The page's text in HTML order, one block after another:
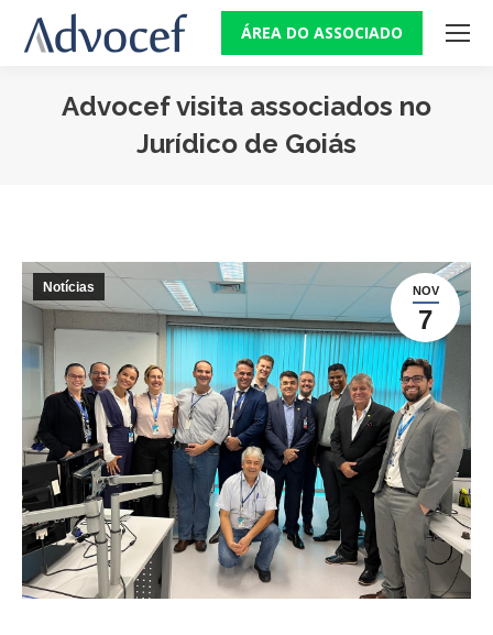
ÁREA DO ASSOCIADO
Advocef visita associados no
Jurídico de Goiás
NOV
7
Notícias